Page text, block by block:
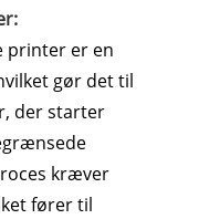
printer er en
gør det til
der starter
kræver
fører til